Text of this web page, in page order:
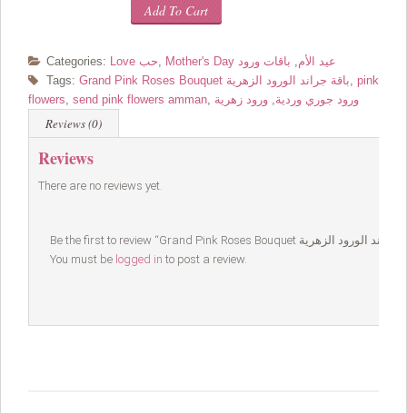
Add To Cart
Categories: Love حب Mother's Day عيد الأم
باقات ورود
Tags:
Grand Pink Roses Bouquet باقة جراند الورود الزهرية
pink
flowers send pink flowers amman ورود جوري وردية ورود زهرية
Reviews (0)
Reviews
There are no reviews yet.
You must be logged in to post a review.